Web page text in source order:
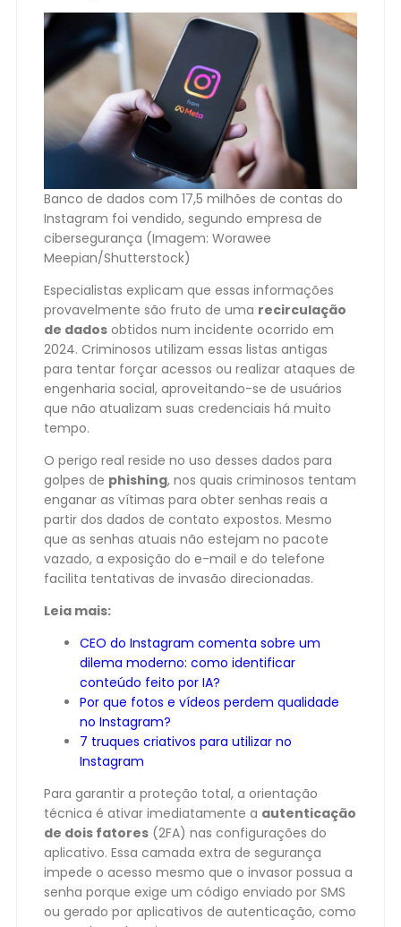
Banco de dados com 17,5 milhões de contas do
Instagram foi vendido, segundo empresa de
cibersegurança (Imagem: Worawee
Meepian/Shutterstock)
Especialistas explicam que essas informações
provavelmente são fruto de uma recirculação
de dados obtidos num incidente ocorrido em
2024. Criminosos utilizam essas listas antigas
para tentar forçar acessos ou realizar ataques de
engenharia social, aproveitando-se de usuários
que não atualizam suas credenciais há muito
tempo.
O perigo real reside no uso desses dados para
golpes de phishing, nos quais criminosos tentam
enganar as vítimas para obter senhas reais a
partir dos dados de contato expostos. Mesmo
que as senhas atuais não estejam no pacote
vazado, a exposição do e-mail e do telefone
facilita tentativas de invasão direcionadas.
Leia mais:
CEO do Instagram comenta sobre um
dilema moderno: como identificar
conteúdo feito por IA?
Por que fotos e vídeos perdem qualidade
no Instagram?
7 truques criativos para utilizar no
Instagram
Para garantir a proteção total, a orientação
técnica é ativar imediatamente a autenticação
de dois fatores (2FA) nas configurações do
aplicativo. Essa camada extra de segurança
impede o acesso mesmo que o invasor possua a
senha porque exige um código enviado por SMS
ou gerado por aplicativos de autenticação, como